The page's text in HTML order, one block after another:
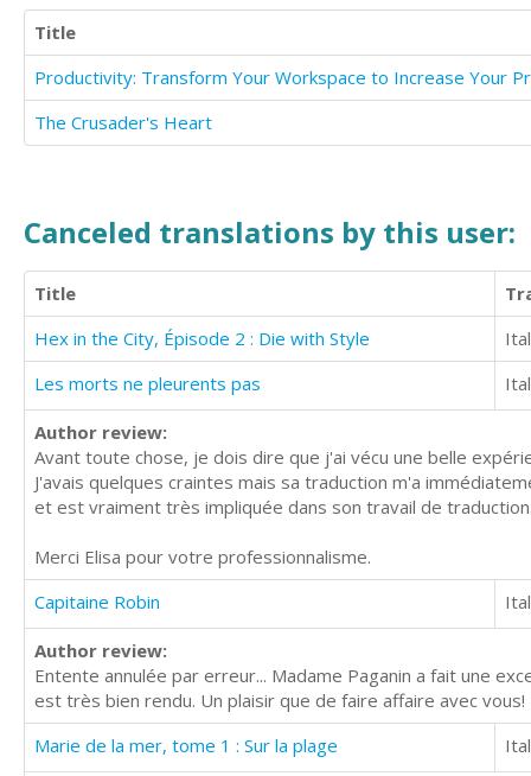
Title
The Crusader's Heart
Canceled translations by this user:
Title
Hex in the City, Épisode 2 : Die with Style
Les morts ne pleurents pas
Author review:
Avant toute chose, je dois dire que j'ai vécu une belle
J'avais quelques craintes mais sa traduction m'a
et est vraiment très impliquée dans son travail de
Merci Elisa pour votre professionnalisme.
Capitaine Robin
Author review:
Entente annulée par erreur... Madame Paganin a fait une
est très bien rendu. Un plaisir que de faire affaire avec vous!
Marie de la mer, tome 1 : Sur la plage